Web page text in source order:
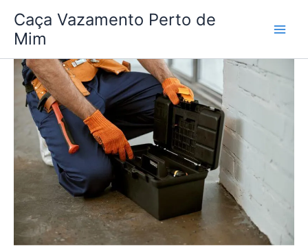
para
conteúdo
Caça Vazamento Perto de
Mim